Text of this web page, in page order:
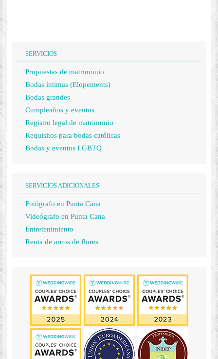
SERVICIOS
Propuestas de matrimonio
Bodas íntimas (Elopements)
Bodas grandes
Cumpleaños y eventos
Registro legal de matrimonio
Requisitos para bodas católicas
Bodas y eventos LGBTQ
SERVICIOS ADICIONALES
Fotógrafo en Punta Cana
Videógrafo en Punta Cana
Entretenimiento
Renta de arcos de flores